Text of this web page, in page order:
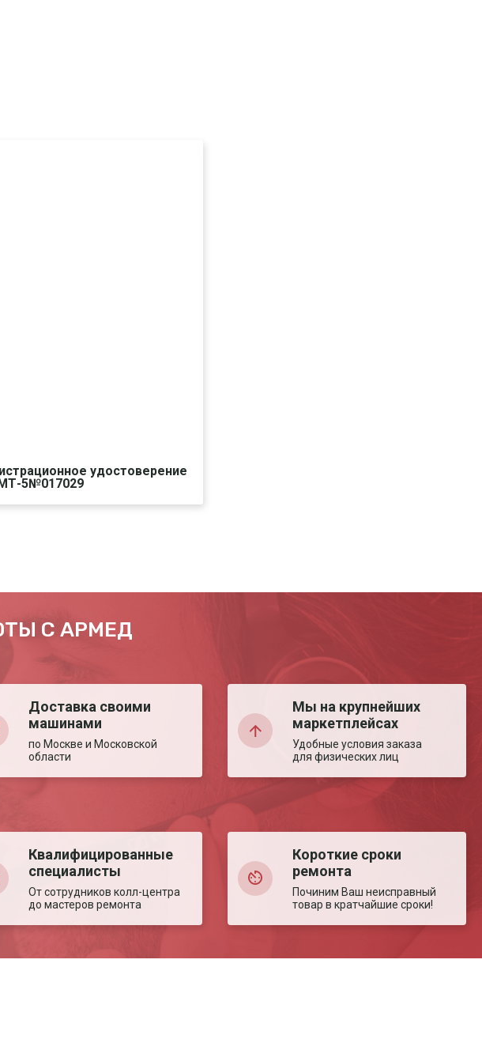
удостоверение
5№017029
С АРМЕД
Доставка своими
машинами
по Москве и Московской
области
Мы на крупнейших
маркетплейсах
Удобные условия заказа
для физических лиц
Квалифицированные
специалисты
От сотрудников колл-центра
до мастеров ремонта
Короткие сроки
ремонта
Починим Ваш неисправный
товар в кратчайшие сроки!